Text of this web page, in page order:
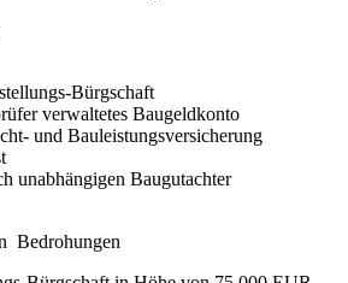
Bürgschaft
verwaltetes Baugeldkonto
und Bauleistungsversicherung
unabhängigen Baugutachter
Bedrohungen